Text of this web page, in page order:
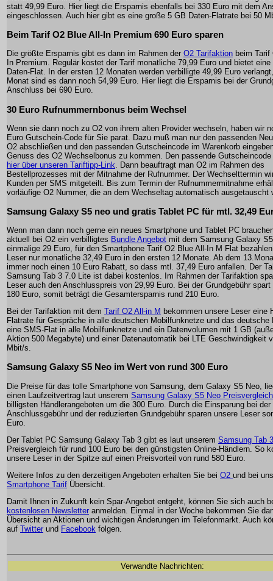
statt 49,99 Euro. Hier liegt die Ersparnis ebenfalls bei 330 Euro mit dem
eingeschlossen. Auch hier gibt es eine große 5 GB Daten-Flatrate bei 50
Beim Tarif O2 Blue All-In Premium 690 Euro sparen
Die größte Ersparnis gibt es dann im Rahmen der O2 Tarifaktion beim Tarif
In Premium. Regulär kostet der Tarif monatliche 79,99 Euro und bietet eine
Daten-Flat. In der ersten 12 Monaten werden verbilligte 49,99 Euro
Monat sind es dann noch 54,99 Euro. Hier liegt die Ersparnis bei der
Anschluss bei 690 Euro.
30 Euro Rufnummernbonus beim Wechsel
Wenn sie dann noch zu O2 von ihrem alten Provider wechseln, haben wir
Euro Gutschein-Code für Sie parat. Dazu muß man nur den passenden
O2 abschließen und den passenden Gutscheincode im Warenkorb
Genuss des O2 Wechselbonus zu kommen. Den passende
hier über unseren Tariftipp-Link . Dann beauftragt man O2 im Rahmen des
Bestellprozesses mit der Mitnahme der Rufnummer. Der Wechselttermin
Kunden per SMS mitgeteilt. Bis zum Termin der Rufnummermitnahme
vorläufige O2 Nummer, die an dem Wechseltag automatisch ausgetauscht
Samsung Galaxy S5 neo und gratis Tablet PC für mtl. 32,49
Wenn man dann noch gerne ein neues Smartphone und Tablet PC
aktuell bei O2 ein verbilligtes Bundle Angebot mit dem Samsung Galaxy
einmalige 29 Euro, für den Smartphone Tarif O2 Blue All-In M Flat
Leser nur monatliche 32,49 Euro in den ersten 12 Monate. Ab dem
immer noch einen 10 Euro Rabatt, so dass mtl. 37,49 Euro anfallen. Der
Samsung Tab 3 7.0 Lite ist dabei kostenlos. Im Rahmen der Tarifaktion
Leser auch den Anschlusspreis von 29,99 Euro. Bei der Grundgebühr spart
180 Euro, somit beträgt die Gesamtersparnis rund 210 Euro.
Bei der Tarifaktion mit dem Tarif O2 All-in M bekommen unsere Leser eine
Flatrate für Gespräche in alle deutschen Mobilfunknetze und das deutsche
eine SMS-Flat in alle Mobilfunknetze und ein Datenvolumen mit 1 GB
Aktion 500 Megabyte) und einer Datenautomatik bei LTE Geschwindigkeit
Mbit/s.
Samsung Galaxy S5 Neo im Wert von rund 300 Euro
Die Preise für das tolle Smartphone von Samsung, dem Galaxy S5 Neo,
einen Laufzeitvertrag laut unserem Samsung Galaxy S5 Neo Preisvergleich
billigsten Händlerangeboten um die 300 Euro. Durch die Einsparung bei der
Anschlussgebühr und der reduzierten Grundgebühr sparen unsere Leser
Euro.
Der Tablet PC Samsung Galaxy Tab 3 gibt es laut unserem Samsung Tab
Preisvergleich für rund 100 Euro bei den günstigsten Online-Händlern. So
unsere Leser in der Spitze auf einen Preisvorteil von rund 580 Euro.
Weitere Infos zu den derzeitigen Angeboten erhalten Sie bei O2 und bei
Smartphone Tarif Übersicht.
Damit Ihnen in Zukunft kein Spar-Angebot entgeht, können Sie sich auch
kostenlosen Newsletter anmelden. Einmal in der Woche bekommen Sie
Übersicht an Aktionen und wichtigen Änderungen im Telefonmarkt. Auch
auf Twitter und Facebook folgen.
Verwandte Nachrichten: